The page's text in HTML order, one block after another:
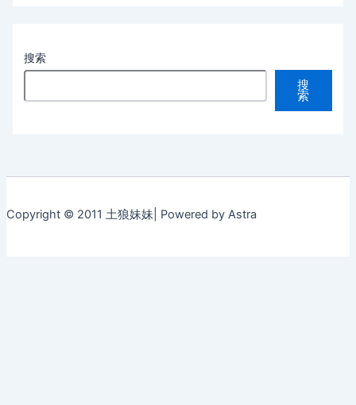
搜索
搜
索
Copyright © 2011 土狼妹妹| Powered by Astra